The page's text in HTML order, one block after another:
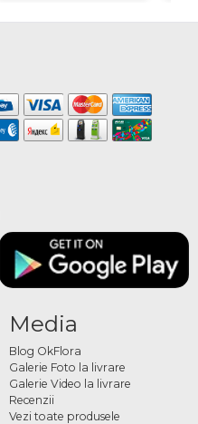
Media
Blog OkFlora
Galerie Foto la livrare
Galerie Video la livrare
Recenzii
Vezi toate produsele